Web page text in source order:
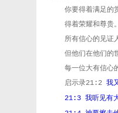
你要得着满足的
得着荣耀和尊贵。
所有信心的见证
但他们在他们的
每一位大有信心
启示录21:2 我
21:3 我听见有